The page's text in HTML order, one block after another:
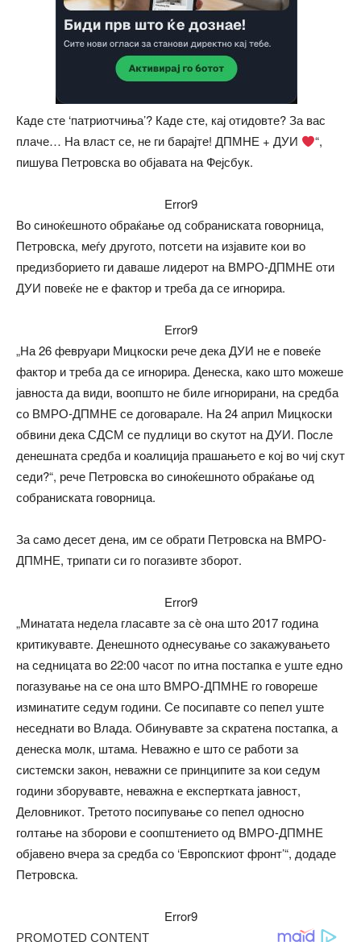
Каде сте ‘патриотчиња’? Каде сте, кај отидовте? За вас
плаче… На власт се, не ги барајте! ДПМНЕ + ДУИ
“,
пишува Петровска во објавата на Фејсбук.
Error9
Во синоќешното обраќање од собраниската говорница,
Петровска, меѓу другото, потсети на изјавите кои во
предизборието ги даваше лидерот на ВМРО-ДПМНЕ оти
ДУИ повеќе не е фактор и треба да се игнорира.
Error9
„На 26 февруари Мицкоски рече дека ДУИ не е повеќе
фактор и треба да се игнорира. Денеска, како што можеше
јавноста да види, воопшто не биле игнорирани, на средба
со ВМРО-ДПМНЕ се договарале. На 24 април Мицкоски
обвини дека СДСМ се пудлици во скутот на ДУИ. После
денешната средба и коалиција прашањето е кој во чиј скут
седи?“, рече Петровска во синоќешното обраќање од
собраниската говорница.
За само десет дена, им се обрати Петровска на ВМРО-
ДПМНЕ, трипати си го погазивте зборот.
Error9
„Минатата недела гласавте за сè она што 2017 година
критикувавте. Денешното однесување со закажувањето
на седницата во 22:00 часот по итна постапка е уште едно
погазување на се она што ВМРО-ДПМНЕ го говореше
изминатите седум години. Се посипавте со пепел уште
неседнати во Влада. Обинувавте за скратена постапка, а
денеска молк, штама. Неважно е што се работи за
системски закон, неважни се принципите за кои седум
години зборувавте, неважна е експертката јавност,
Деловникот. Третото посипување со пепел односно
голтање на зборови е соопштението од ВМРО-ДПМНЕ
објавено вчера за средба со ‘Европскиот фронт’“, додаде
Петровска.
Error9